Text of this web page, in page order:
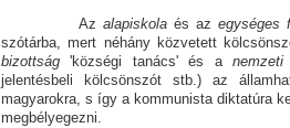
Azalapiskolaés azegységes
szótárba, mert néhány közvetett
bizottság'községi tanács' és a
jelentésbeli kölcsönszót stb.) az
magyarokra, s így a kommunista diktatúra
megbélyegezni.